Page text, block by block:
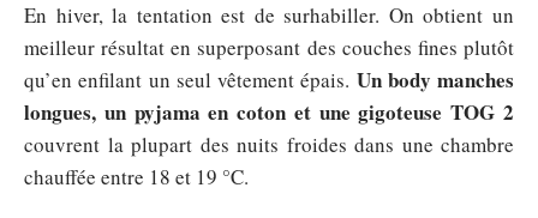
En hiver, la tentation est de surhabiller. On obtient un
meilleur résultat en superposant des couches fines plutôt
qu’en enfilant un seul vêtement épais. Un body manches
longues, un pyjama en coton et une gigoteuse TOG 2
couvrent la plupart des nuits froides dans une chambre
chauffée entre 18 et 19 °C.